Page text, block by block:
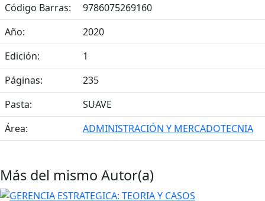
Código Barras:
9786075269160
Año:
2020
Edición:
1
Páginas:
235
Pasta:
SUAVE
Área:
ADMINISTRACIÓN Y MERCADOTECNIA
Más del mismo Autor(a)